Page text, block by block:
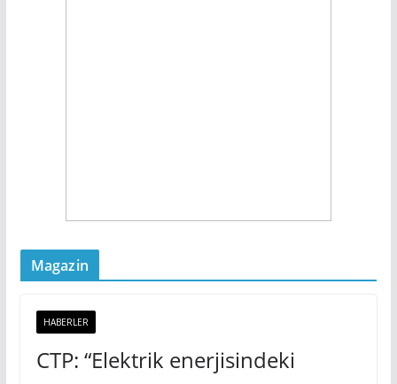
Magazin
HABERLER
CTP: “Elektrik enerjisindeki